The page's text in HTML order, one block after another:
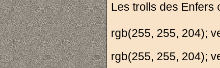
Les trolls des Enfers
rgb(255, 255, 204);
rgb(255, 255, 204);